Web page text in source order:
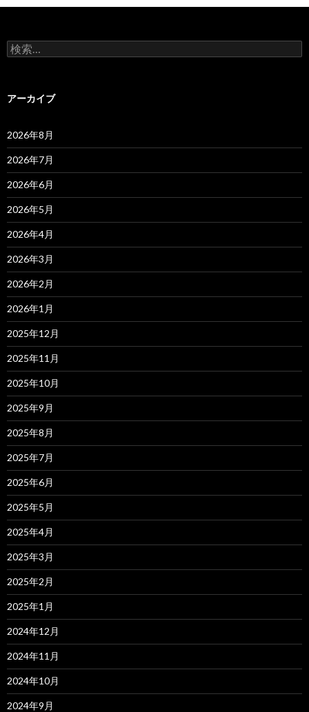
検
索:
アーカイブ
2026年8月
2026年7月
2026年6月
2026年5月
2026年4月
2026年3月
2026年2月
2026年1月
2025年12月
2025年11月
2025年10月
2025年9月
2025年8月
2025年7月
2025年6月
2025年5月
2025年4月
2025年3月
2025年2月
2025年1月
2024年12月
2024年11月
2024年10月
2024年9月